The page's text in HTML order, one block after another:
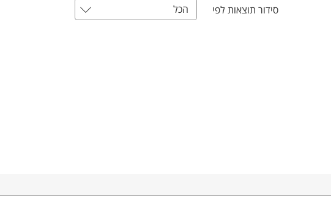
סידור תוצאות לפי הכל